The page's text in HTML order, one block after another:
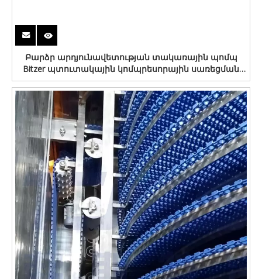
Բարձր արդյունավետության տակառային պոմպ
Bitzer պտուտակային կոմպրեսորային սառեցման
համակարգի նախագծման պլան IQF սառցախցիկի
համար